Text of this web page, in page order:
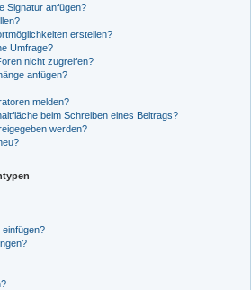
Signatur anfügen?
erstellen?
Umfrage?
nicht zugreifen?
anfügen?
melden?
beim Schreiben eines Beitrags?
werden?
einfügen?